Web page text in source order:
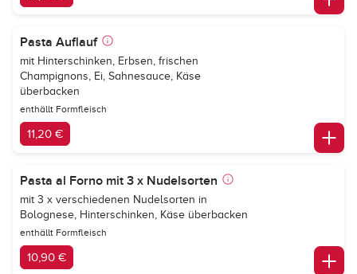
Pasta Auflauf
mit Hinterschinken, Erbsen, frischen
Champignons, Ei, Sahnesauce, Käse
überbacken
enthällt Formfleisch
11,20 €
Pasta al Forno mit 3 x Nudelsorten
mit 3 x verschiedenen Nudelsorten in
Bolognese, Hinterschinken, Käse überbacken
enthällt Formfleisch
10,90 €